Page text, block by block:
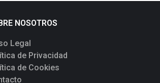
NOSOTROS
Legal
de Privacidad
de Cookies